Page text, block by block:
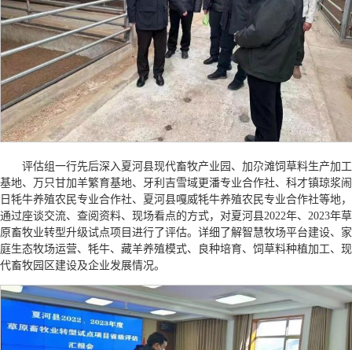
评估组一行先后深入夏河县现代畜牧产业园、加尕滩饲草料生产加工
基地、万只甘加羊繁育基地、牙利吉雪域更潘专业合作社、科才镇琼浆闹
日牦牛养殖农民专业合作社、夏河县嘎威牦牛养殖农民专业合作社等地，
通过座谈交流、查阅资料、现场看点的方式，对夏河县2022年、2023年草
原畜牧业转型升级试点项目进行了评估。详细了解智慧牧场平台建设、家
庭生态牧场运营、牦牛、藏羊养殖模式、良种培育、饲草料种植加工、现
代畜牧园区建设及企业发展情况。